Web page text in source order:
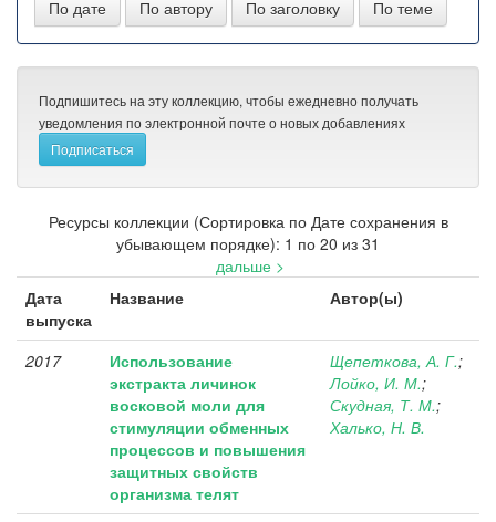
Подпишитесь на эту коллекцию, чтобы ежедневно получать
уведомления по электронной почте о новых добавлениях
Ресурсы коллекции (Сортировка по Дате сохранения в
убывающем порядке): 1 по 20 из 31
дальше >
Дата
выпуска
Название Автор(ы)
2017
Использование
экстракта личинок
восковой моли для
стимуляции обменных
процессов и повышения
защитных свойств
организма телят
Щепеткова, А. Г.;
Лойко, И. М.;
Скудная, Т. М.;
Халько, Н. В.